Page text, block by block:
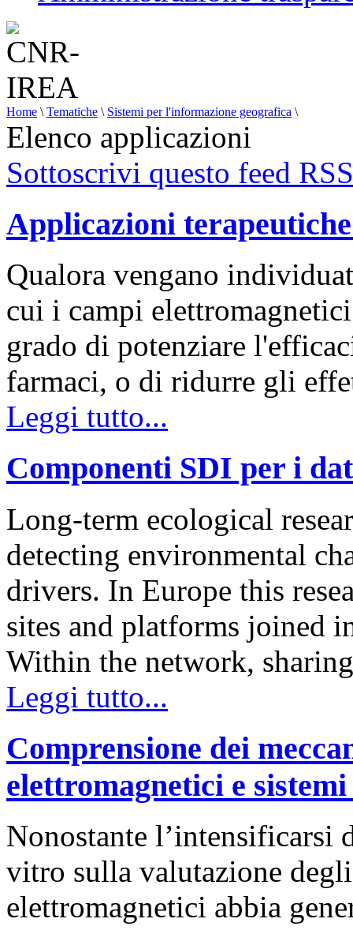
Home \ Tematiche \ Sistemi per l'informazione geografica \
Elenco applicazioni
Sottoscrivi questo feed RSS
Applicazioni
Qualora vengano
cui i campi
grado di potenziare
farmaci, o di ridurre gli
Leggi tutto...
Componenti SDI per i
Long-term ecological
detecting environmental
drivers. In Europe this
sites and platforms joined
Within the network,
Leggi tutto...
Comprensione dei
elettromagnetici e
Nonostante
vitro sulla valutazione
elettromagnetici abbia